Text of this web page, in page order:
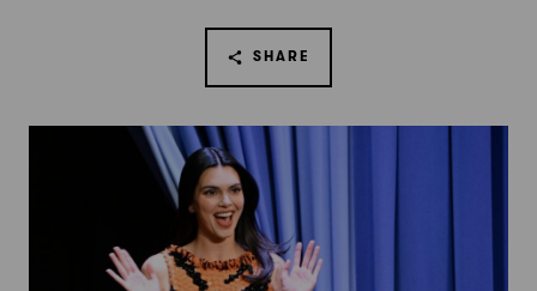
SHARE